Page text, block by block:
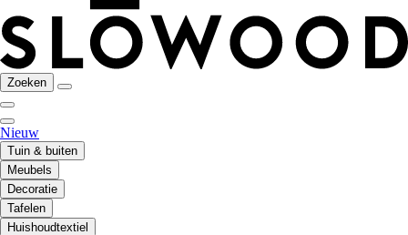
Zoeken
Nieuw
Tuin & buiten
Meubels
Decoratie
Tafelen
Huishoudtextiel